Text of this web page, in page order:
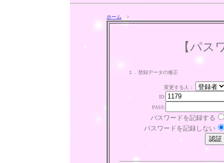
ホーム >
【パス
１．登録データの修正
変更する人：
ID:
PASS:
パスワードを記録する
パスワードを記録しない